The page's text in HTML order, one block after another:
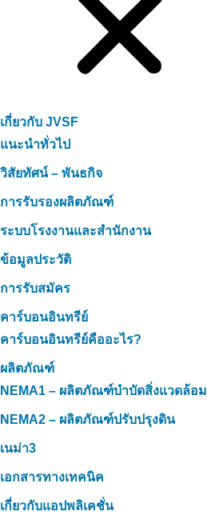
เกี่ยวกับ JVSF
แนะนำทั่วไป
วิสัยทัศน์ – พันธกิจ
การรับรองผลิตภัณฑ์
ระบบโรงงานและสำนักงาน
ข้อมูลประวัติ
การรับสมัคร
คาร์บอนอินทรีย์
คาร์บอนอินทรีย์คืออะไร?
ผลิตภัณฑ์
NEMA1 – ผลิตภัณฑ์บำบัดสิ่งแวดล้อม
NEMA2 – ผลิตภัณฑ์ปรับปรุงดิน
เนม่า3
เอกสารทางเทคนิค
เกี่ยวกับแอปพลิเคชั่น